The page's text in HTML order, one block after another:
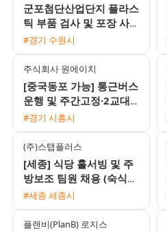
군포첨단산업단지 플라스
틱 부품 검사 및 포장 사
원 모집 주급 정산 가능
#경기 수원시
주식회사 원에이치
[중국동포 가능] 통근버스
운행 및 주간고정·2교대
맞춤 일자리 채용
#경기 시흥시
(주)스탭플러스
[세종] 식당 홀서빙 및 주
방보조 팀원 채용 (숙식
지원 가능)
#세종 세종시
플랜비(PlanB) 로지스